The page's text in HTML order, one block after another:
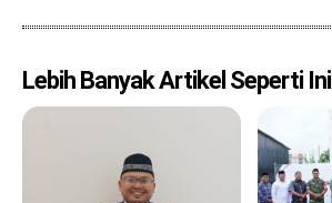
Lebih Banyak Artikel Seperti Ini